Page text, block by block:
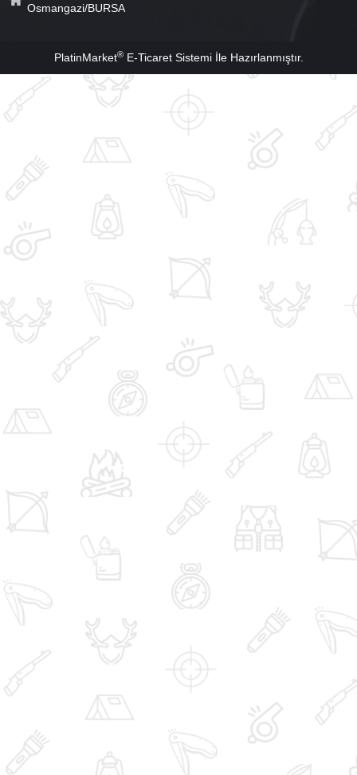
Osmangazi/BURSA
PlatinMarket®E-Ticaret Sistemiİle Hazırlanmıştır.